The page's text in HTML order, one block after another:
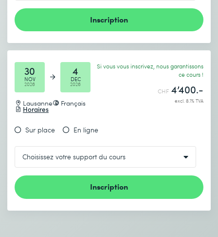
Inscription
30
NOV
2026
4
DEC
2026
Lausanne Français
Horaires
Si vous vous inscrivez, nous garantissons
ce cours !
CHF 4’400.-
excl. 8.1% TVA
Sur place En ligne
Inscription